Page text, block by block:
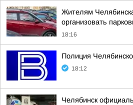
Жителям
организовать
18:16
Полиция
18:12
Челябинск